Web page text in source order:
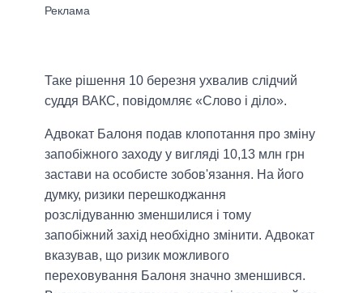
Таке рішення 10 березня ухвалив слідчий
суддя ВАКС, повідомляє «Слово і діло».
Адвокат Балоня подав клопотання про зміну
запобіжного заходу у вигляді 10,13 млн грн
застави на особисте зобов'язання. На його
думку, ризики перешкоджання
розслідуванню зменшилися і тому
запобіжний захід необхідно змінити. Адвокат
вказував, що ризик можливого
переховування Балоня значно зменшився.